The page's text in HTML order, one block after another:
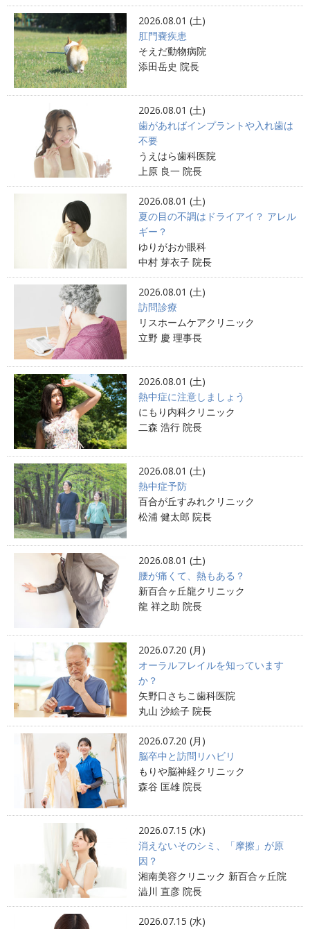
2026.08.01 (土)
肛門嚢疾患
そえだ動物病院
添田岳史 院長
2026.08.01 (土)
歯があればインプラントや入れ歯は
不要
うえはら歯科医院
上原 良一 院長
2026.08.01 (土)
夏の目の不調はドライアイ？ アレル
ギー？
ゆりがおか眼科
中村 芽衣子 院長
2026.08.01 (土)
訪問診療
リスホームケアクリニック
立野 慶 理事長
2026.08.01 (土)
熱中症に注意しましょう
にもり内科クリニック
二森 浩行 院長
2026.08.01 (土)
熱中症予防
百合が丘すみれクリニック
松浦 健太郎 院長
2026.08.01 (土)
腰が痛くて、熱もある？
新百合ヶ丘龍クリニック
龍 祥之助 院長
2026.07.20 (月)
オーラルフレイルを知っています
か？
矢野口さちこ歯科医院
丸山 沙絵子 院長
2026.07.20 (月)
脳卒中と訪問リハビリ
もりや脳神経クリニック
森谷 匡雄 院長
2026.07.15 (水)
消えないそのシミ、「摩擦」が原
因？
湘南美容クリニック 新百合ヶ丘院
澁川 直彦 院長
2026.07.15 (水)